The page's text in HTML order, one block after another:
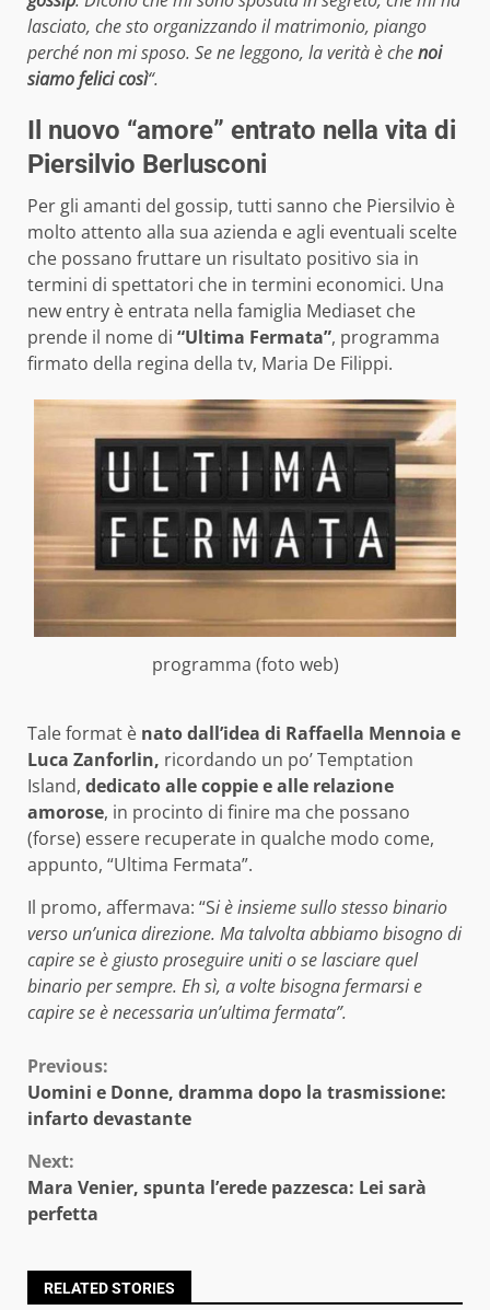
lasciato, che sto organizzando il matrimonio, piango
perché non mi sposo. Se ne leggono, la verità è chenoi
siamo felici così“.
Il nuovo “amore” entrato nella vita di
Piersilvio Berlusconi
Per gli amanti del gossip, tutti sanno che Piersilvio è
molto attento alla sua azienda e agli eventuali scelte
che possano fruttare un risultato positivo sia in
termini di spettatori che in termini economici. Una
new entry è entrata nella famiglia Mediaset che
prende il nome di “Ultima Fermata”, programma
firmato della regina della tv, Maria De Filippi.
programma (foto web)
Tale format è nato dall’idea di Raffaella Mennoia e
Luca Zanforlin, ricordando un po’ Temptation
Island, dedicato alle coppie e alle relazione
amorose, in procinto di finire ma che possano
(forse) essere recuperate in qualche modo come,
appunto, “Ultima Fermata”.
Il promo, affermava: “Si è insieme sullo stesso binario
verso un’unica direzione. Ma talvolta abbiamo bisogno di
capire se è giusto proseguire uniti o se lasciare quel
binario per sempre. Eh sì, a volte bisogna fermarsi e
capire se è necessaria un’ultima fermata”.
Continue
Reading
Previous:
Uomini e Donne, dramma dopo la trasmissione:
infarto devastante
Next:
Mara Venier, spunta l’erede pazzesca: Lei sarà
perfetta
RELATED STORIES